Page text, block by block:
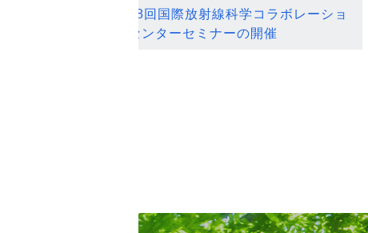
第18回国際放射線科学コラボレーショ
ンセンターセミナーの開催